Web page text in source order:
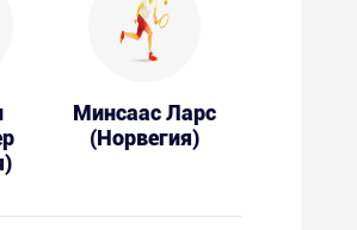
Минсаас Ларс
(Норвегия)